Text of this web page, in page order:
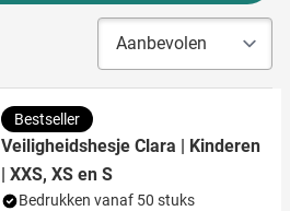
Bestseller
Veiligheidshesje Clara | Kinderen
| XXS, XS en S
Bedrukken vanaf 50 stuks